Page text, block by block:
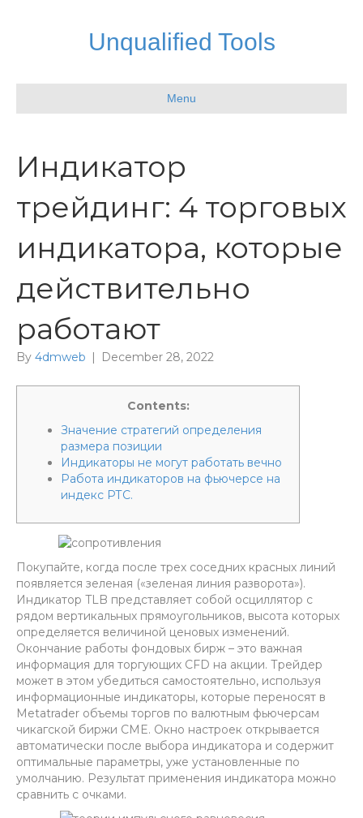
Unqualified Tools
Menu
Индикатор
трейдинг: 4 торговых
индикатора, которые
действительно
работают
By 4dmweb | December 28, 2022
Contents:
Значение стратегий определения
размера позиции
Индикаторы не могут работать вечно
Работа индикаторов на фьючерсе на
индекс РТС.
Покупайте, когда после трех соседних красных линий
появляется зеленая («зеленая линия разворота»).
Индикатор TLB представляет собой осциллятор с
рядом вертикальных прямоугольников, высота которых
определяется величиной ценовых изменений.
Окончание работы фондовых бирж – это важная
информация для торгующих CFD на акции. Трейдер
может в этом убедиться самостоятельно, используя
информационные индикаторы, которые переносят в
Metatrader объемы торгов по валютным фьючерсам
чикагской биржи CME. Окно настроек открывается
автоматически после выбора индикатора и содержит
оптимальные параметры, уже установленные по
умолчанию. Результат применения индикатора можно
сравнить с очками.